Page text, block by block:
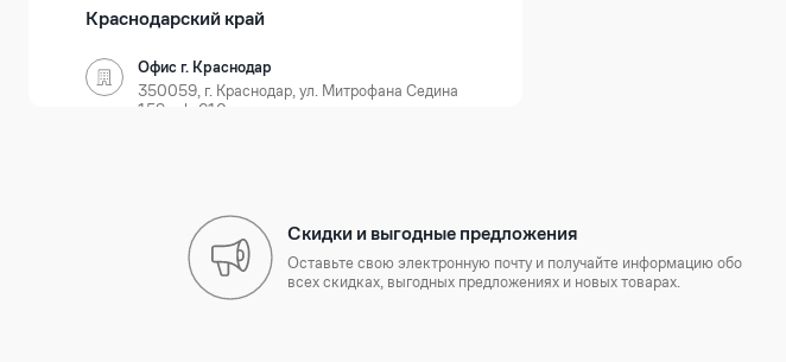
Краснодарский край
Офис г. Краснодар
350059, г. Краснодар, ул. Митрофана Седина
159, оф. 610
Нижегородская область
Офис г. Нижний Новгород
Скидки и выгодные предложения
Оставьте свою электронную почту и получайте информацию обо
всех скидках, выгодных предложениях и новых товарах.